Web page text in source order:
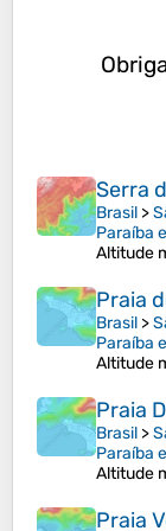
Serra
Brasil >
Paraíba
Altitude
Praia
Brasil >
Paraíba
Altitude
Praia
Brasil >
Paraíba
Altitude
Praia